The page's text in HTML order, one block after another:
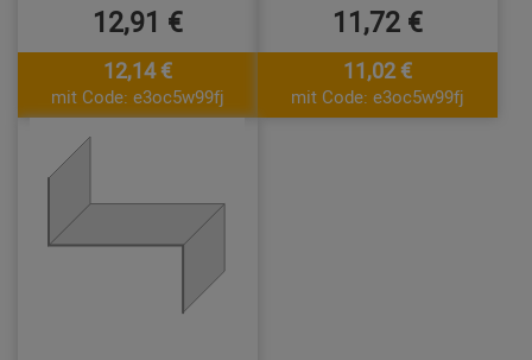
12,91 €
12,14 €
mit Code: e3oc5w99fj
11,72 €
11,02 €
mit Code: e3oc5w99fj